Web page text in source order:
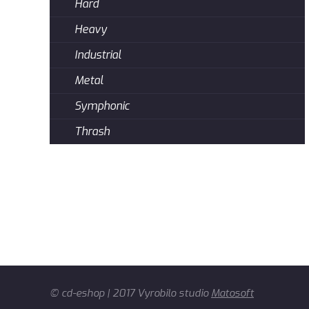
Hard
Heavy
Industrial
Metal
Symphonic
Thrash
© cd-eshop | 2017 Vyrobilo studio Matosoft